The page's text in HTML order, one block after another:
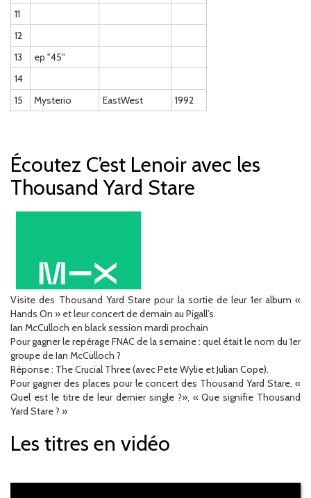
11
12
13
ep "45"
14
15
Mysterio EastWest 1992
Écoutez C’est Lenoir avec les
Thousand Yard Stare
Visite des Thousand Yard Stare pour la sortie de leur 1er album «
Hands On » et leur concert de demain au Pigall’s.
Ian McCulloch en black session mardi prochain
Pour gagner le repérage FNAC de la semaine : quel était le nom du 1er
groupe de Ian McCulloch ?
Réponse : The Crucial Three (avec Pete Wylie et Julian Cope).
Pour gagner des places pour le concert des Thousand Yard Stare, «
Quel est le titre de leur dernier single ?», « Que signifie Thousand
Yard Stare ? »
Les titres en vidéo